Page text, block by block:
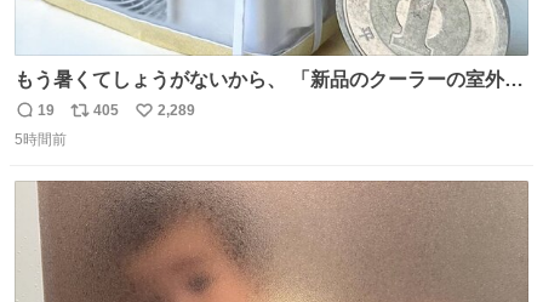
もう暑くてしょうがないから、 「新品のクーラーの室外機
のミニチュア」 でも見ていってよ
返
信
19
リ
ト
数
405
い
数
2,289
5時間前